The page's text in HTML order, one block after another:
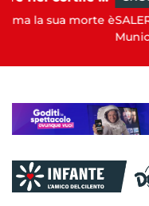
morte èSALERNO.